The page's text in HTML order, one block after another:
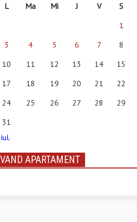
L Ma Mi J V S
1
3
4 5 6 7 8
10
11 12 13 14 15
17
18 19 20 21 22
24
25 26 27 28 29
31
VAND APARTAMENT